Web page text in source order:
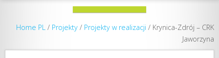
Home PL / Projekty / Projekty w realizacji / Krynica-Zdrój – CRK
Jaworzyna